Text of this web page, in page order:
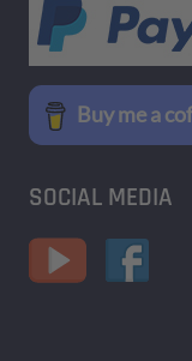
SOCIAL MEDIA